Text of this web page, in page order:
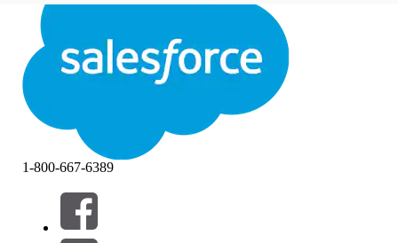
Sluiten Sluiten
Filters (0)
FILTERS SELECTEREN
1-800-667-6389